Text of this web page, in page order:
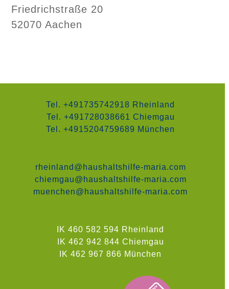
Friedrichstraße 20
52070 Aachen
Tel. +491735742918 Rheinland
Tel. +491728038661 Chiemgau
Tel. +4915204759689 München
rheinland@haushaltshilfe-maria.com
chiemgau@haushaltshilfe-maria.com
muenchen@haushaltshilfe-maria.com
IK 460 582 594 Rheinland
IK 462 942 844 Chiemgau
IK 462 967 866 München